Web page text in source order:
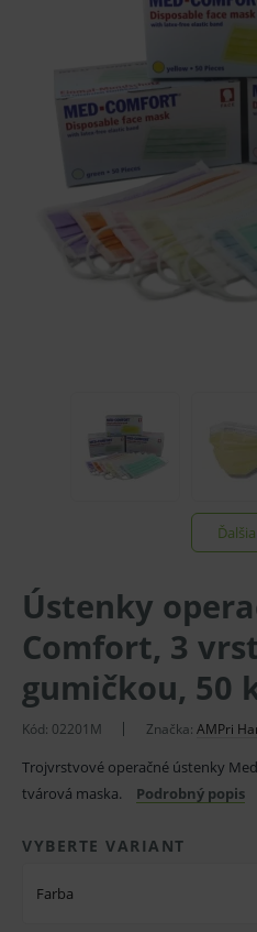
Ústenky
Comfort, 3
gumičkou, 50
Kód: 02201M Značka: AMPri
Trojvrstvové operačné ústenky
tvárová maska.
Podrobný popis
VYBERTE VARIANT
Farba